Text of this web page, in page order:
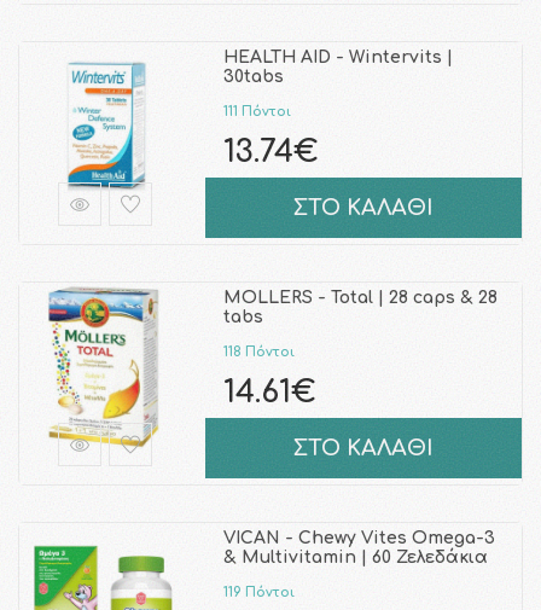
HEALTH AID - Wintervits |
30tabs
111 Πόντοι
13.74€
ΣΤΟ ΚΑΛΑΘΙ
MOLLERS - Total | 28 caps & 28
tabs
118 Πόντοι
14.61€
ΣΤΟ ΚΑΛΑΘΙ
VICAN - Chewy Vites Omega-3
& Multivitamin | 60 Ζελεδάκια
119 Πόντοι